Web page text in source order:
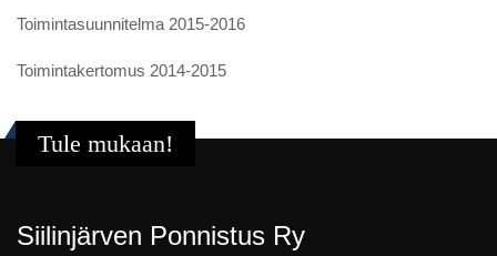
Toimintasuunnitelma 2015-2016
Toimintakertomus 2014-2015
Tule mukaan!
Siilinjärven Ponnistus Ry